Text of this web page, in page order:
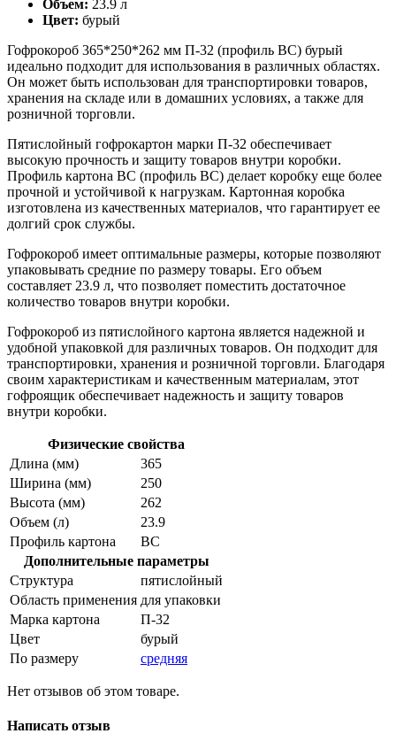
Объем: 23.9 л
Цвет: бурый
Гофрокороб 365*250*262 мм П-32 (профиль BC) бурый
идеально подходит для использования в различных областях.
Он может быть использован для транспортировки товаров,
хранения на складе или в домашних условиях, а также для
розничной торговли.
Пятислойный гофрокартон марки П-32 обеспечивает
высокую прочность и защиту товаров внутри коробки.
Профиль картона ВС (профиль BC) делает коробку еще более
прочной и устойчивой к нагрузкам. Картонная коробка
изготовлена из качественных материалов, что гарантирует ее
долгий срок службы.
Гофрокороб имеет оптимальные размеры, которые позволяют
упаковывать средние по размеру товары. Его объем
составляет 23.9 л, что позволяет поместить достаточное
количество товаров внутри коробки.
Гофрокороб из пятислойного картона является надежной и
удобной упаковкой для различных товаров. Он подходит для
транспортировки, хранения и розничной торговли. Благодаря
своим характеристикам и качественным материалам, этот
гофроящик обеспечивает надежность и защиту товаров
внутри коробки.
Физические свойства
Длина (мм)
365
Ширина (мм)
250
Высота (мм)
262
Объем (л)
23.9
Профиль картона
ВС
Дополнительные параметры
Структура
пятислойный
Область применения для упаковки
Марка картона
П-32
Цвет
бурый
По размеру
средняя
Нет отзывов об этом товаре.
Написать отзыв